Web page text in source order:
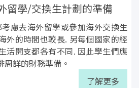
留學/交換生計劃的準備
慮去海外留學或參加海外交換生
外的時間也較長. 另每個國家的經
活開支都各有不同. 因此學生們應
詳的財務準備。
了解更多